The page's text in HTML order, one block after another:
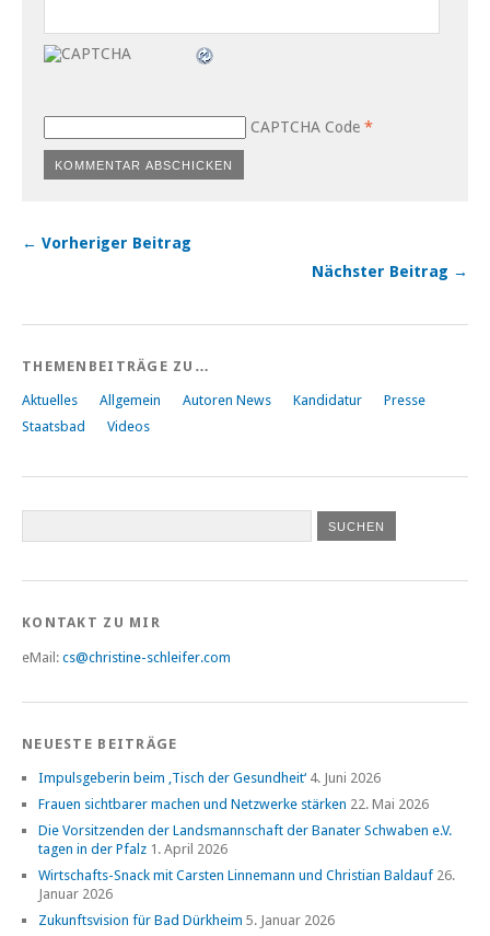
CAPTCHA Code *
← Vorheriger Beitrag
Nächster Beitrag →
THEMENBEITRÄGE ZU…
Aktuelles Allgemein Autoren News Kandidatur
Presse
Staatsbad
Videos
KONTAKT ZU MIR
eMail: cs@christine-schleifer.com
NEUESTE BEITRÄGE
Impulsgeberin beim ‚Tisch der Gesundheit‘ 4. Juni 2026
Frauen sichtbarer machen und Netzwerke stärken 22. Mai 2026
Die Vorsitzenden der Landsmannschaft der Banater Schwaben e.V.
tagen in der Pfalz 1. April 2026
Wirtschafts-Snack mit Carsten Linnemann und Christian Baldauf 26.
Januar 2026
Zukunftsvision für Bad Dürkheim 5. Januar 2026